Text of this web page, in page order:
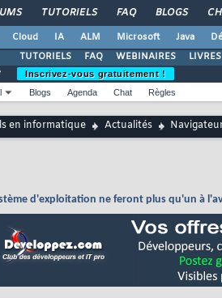
TUTORIELS FAQ BLOGS
Cloud IA ALM Microsoft Java
TUTORIELS
FAQ WEBINAIRES LIVRES
Inscrivez-vous gratuitement !
Blogs Agenda Chat Règles
en informatique Actualités
d'exploitation ne feront plus qu'un à